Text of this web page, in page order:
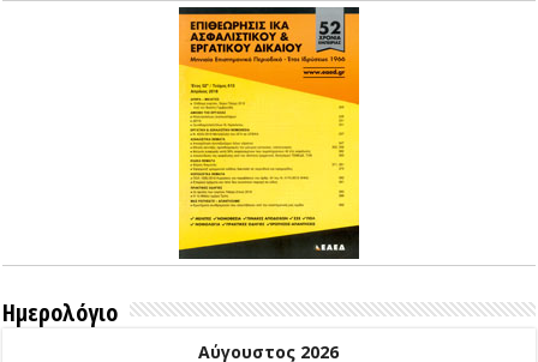
Ημερολόγιο
Αύγουστος 2026